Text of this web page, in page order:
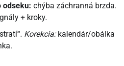
odseku: chýba záchranná brzda.
+ kroky.
Korekcia:kalendár/obálka